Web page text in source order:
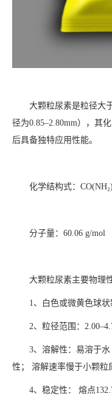
大颗粒尿素是粒径大于
径为0.85–2.80mm），其
后具备独特应用性能。
化学结构式：
分子量：60.06 g/mol
大颗粒尿素主要物理性
1、白色或微黄色球状
2、粒径范围：
3、溶解性：易溶于水
性； 溶解速率慢于小颗粒
4、稳定性： 熔点